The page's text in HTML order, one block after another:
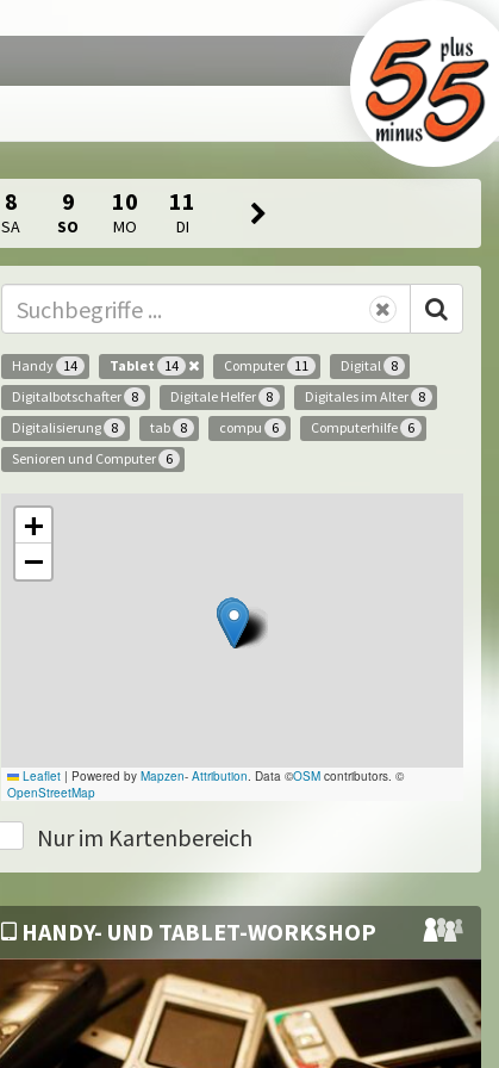
8
SA
9
SO
10
MO
11
DI
Handy 14 Tablet 14 Computer 11 Digital 8
Digitalbotschafter 8 Digitale Helfer 8 Digitales im Alter 8
Digitalisierung 8 tab 8 compu 6 Computerhilfe 6
Senioren und Computer 6
+
−
Leaflet | Powered by Mapzen- Attribution. Data ©OSM contributors. ©
OpenStreetMap
Nur im Kartenbereich
HANDY- UND TABLET-WORKSHOP